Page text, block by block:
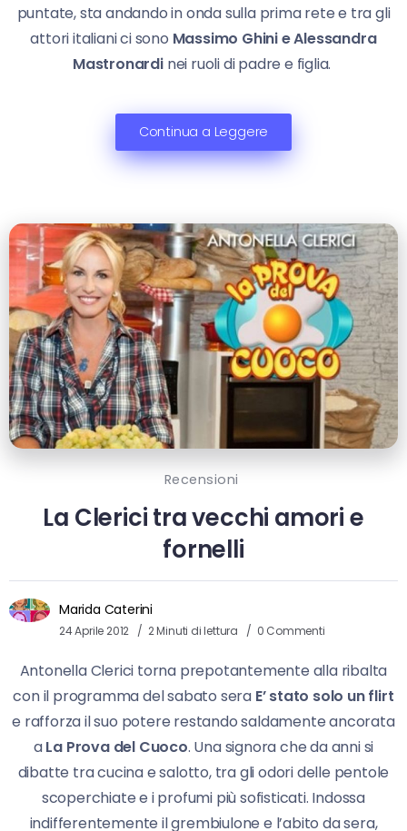
puntate, sta andando in onda sulla prima rete e tra gli
attori italiani ci sono Massimo Ghini e Alessandra
Mastronardi nei ruoli di padre e figlia.
Continua a Leggere
Recensioni
La Clerici tra vecchi amori e
fornelli
Marida Caterini
24 Aprile 2012 2 Minuti di lettura 0 Commenti
Antonella Clerici torna prepotantemente alla ribalta
con il programma del sabato sera E’ stato solo un flirt
e rafforza il suo potere restando saldamente ancorata
aLa Prova del Cuoco. Una signora che da anni si
dibatte tra cucina e salotto, tra gli odori delle pentole
scoperchiate e i profumi più sofisticati. Indossa
indifferentemente il grembiulone e l’abito da sera,